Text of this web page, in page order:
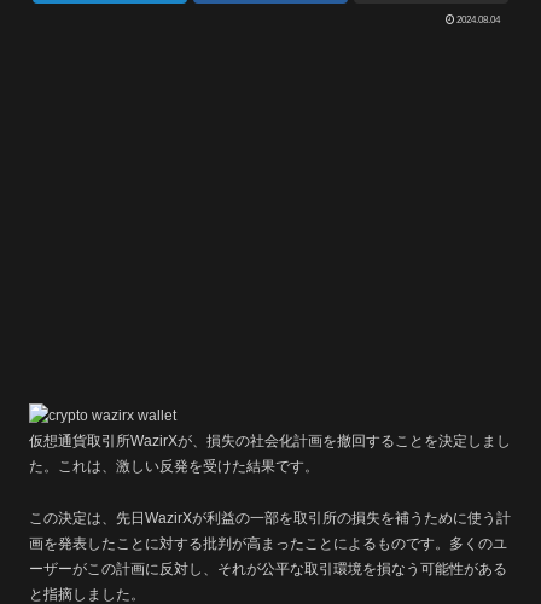
2024.08.04
仮想通貨取引所WazirXが、損失の社会化計画を撤回することを決定しまし
た。これは、激しい反発を受けた結果です。
この決定は、先日WazirXが利益の一部を取引所の損失を補うために使う計
画を発表したことに対する批判が高まったことによるものです。多くのユ
ーザーがこの計画に反対し、それが公平な取引環境を損なう可能性がある
と指摘しました。